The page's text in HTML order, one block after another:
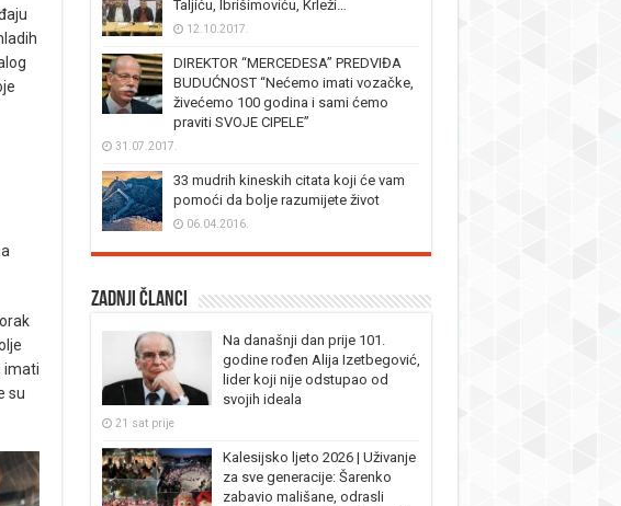
imati
su
Taljiću, Ibrišimoviću, Krleži…
12.10.2017.
DIREKTOR “MERCEDESA” PREDVIĐA
BUDUĆNOST “Nećemo imati vozačke,
živećemo 100 godina i sami ćemo
praviti SVOJE CIPELE”
31.07.2017.
33 mudrih kineskih citata koji će vam
pomoći da bolje razumijete život
06.04.2016.
Zadnji članci
Na današnji dan prije 101.
godine rođen Alija Izetbegović,
lider koji nije odstupao od
svojih ideala
21 sat prije
Kalesijsko ljeto 2026 | Uživanje
za sve generacije: Šarenko
zabavio mališane, odrasli